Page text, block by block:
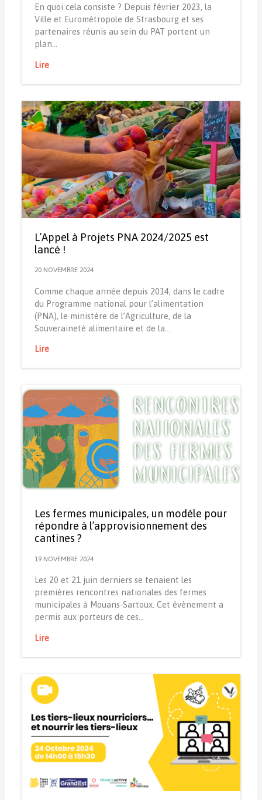
En quoi cela consiste ? Depuis février 2023, la
Ville et Eurométropole de Strasbourg et ses
partenaires réunis au sein du PAT portent un
plan…
Lire
L’Appel à Projets PNA 2024/2025 est
lancé !
20 NOVEMBRE 2024
Comme chaque année depuis 2014, dans le cadre
du Programme national pour l’alimentation
(PNA), le ministère de l’Agriculture, de la
Souveraineté alimentaire et de la…
Lire
Les fermes municipales, un modèle pour
répondre à l’approvisionnement des
cantines ?
19 NOVEMBRE 2024
Les 20 et 21 juin derniers se tenaient les
premières rencontres nationales des fermes
municipales à Mouans-Sartoux. Cet évènement a
permis aux porteurs de ces…
Lire